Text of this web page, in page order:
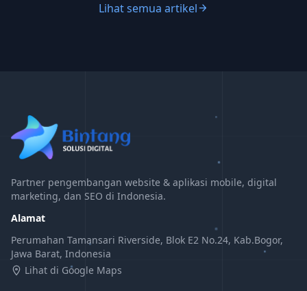
Lihat semua artikelarrow_forward
Partner pengembangan website & aplikasi mobile, digital
marketing, dan SEO di Indonesia.
Alamat
Perumahan Tamansari Riverside, Blok E2 No.24, Kab.Bogor,
Jawa Barat, Indonesia
Lihat di Google Maps